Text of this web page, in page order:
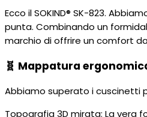
Ecco il SOKIND® SK-823.
punta. Combinando un
marchio di offrire un comfort
🧬 Mappatura
Abbiamo superato i cuscinetti
Topografia 3D mirata: La vera